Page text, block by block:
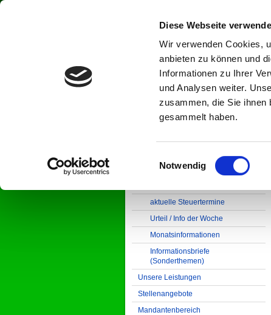
Diese Webseite
Wir verwenden Cookies,
anbieten zu können und
Informationen zu Ihrer
und Analysen weiter.
zusammen, die Sie ihnen
gesammelt haben.
Einwilligungsauswahl
Notwendig
Steuerkanzlei Kobras
Startseite
Minijob und
Rentenversicherung -
aktuelle Steuertermine
Urteil / Info der Woche
Monatsinformationen
Informationsbriefe
(Sonderthemen)
Unsere Leistungen
Stellenangebote
Mandantenbereich